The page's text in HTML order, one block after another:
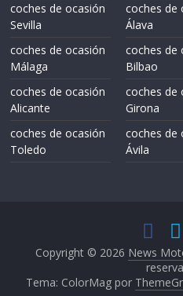
coches de ocasión
Sevilla
coches de ocasión
Málaga
coches de ocasión
Alicante
coches de ocasión
Toledo
coches de
Álava
coches de
Bilbao
coches de
Girona
coches de
Ávila
Copyright © 2026 News
Tema: ColorMag por